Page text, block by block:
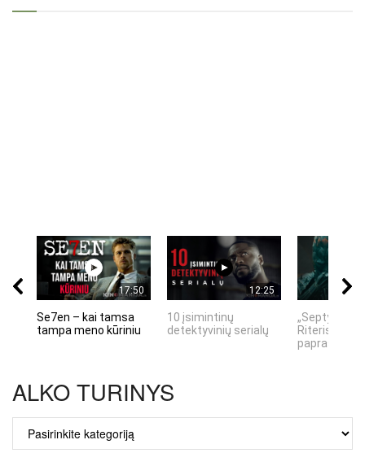
17:50
Se7en – kai tamsa
tampa meno kūriniu
12:25
10 įsimintinų
detektyvinių serialų
„Septynių
Riteris" – kai
ALKO TURINYS
ALKO
TURINYS